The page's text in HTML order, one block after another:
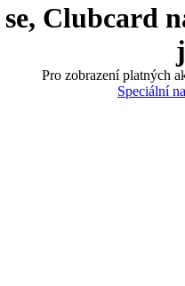
Clubcard
Pro zobrazení platných
Speciální